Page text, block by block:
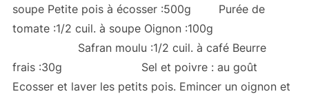
soupe Petite pois à écosser :500g Purée de
tomate :1/2 cuil. à soupe Oignon :100g
Safran moulu :1/2 cuil. à café Beurre
frais :30g Sel et poivre : au goût
Ecosser et laver les petits pois. Emincer un oignon et